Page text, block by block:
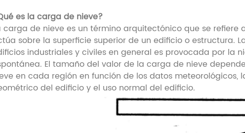
es la carga de nieve?
carga de nieve es un término arquitectónico que se
sobre la superficie superior de un edificio o estructura.
industriales y civiles en general es provocada por la
El tamaño del valor de la carga de nieve
en cada región en función de los datos meteorológicos,
del edificio y el uso normal del edificio.